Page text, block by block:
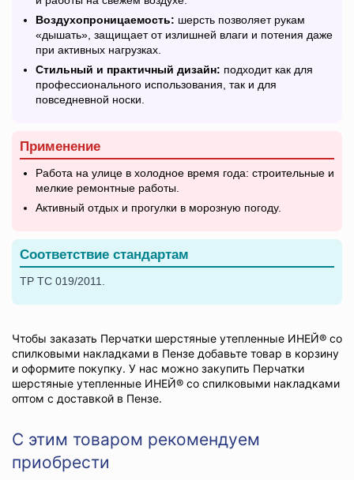
Воздухопроницаемость: шерсть позволяет рукам
«дышать», защищает от излишней влаги и потения даже
при активных нагрузках.
Стильный и практичный дизайн: подходит как для
профессионального использования, так и для
повседневной носки.
Применение
Работа на улице в холодное время года: строительные и
мелкие ремонтные работы.
Активный отдых и прогулки в морозную погоду.
Соответствие стандартам
ТР ТС 019/2011.
Чтобы заказать Перчатки шерстяные утепленные ИНЕЙ® со
спилковыми накладками в Пензе добавьте товар в корзину
и оформите покупку. У нас можно закупить Перчатки
шерстяные утепленные ИНЕЙ® со спилковыми накладками
оптом с доставкой в Пензе.
С этим товаром рекомендуем
приобрести